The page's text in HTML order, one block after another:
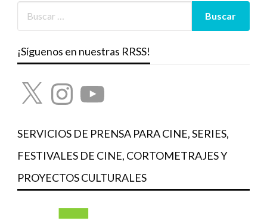
¡Síguenos en nuestras RRSS!
X InstagramYouTube
SERVICIOS DE PRENSA PARA CINE, SERIES,
FESTIVALES DE CINE, CORTOMETRAJES Y
PROYECTOS CULTURALES